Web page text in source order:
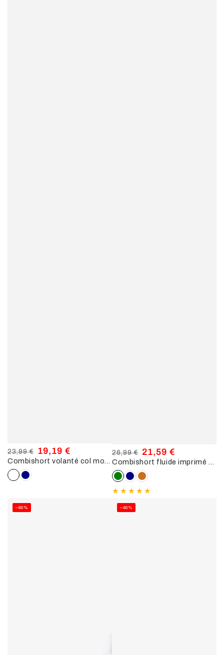
Prix
normal
23,99 €
Prix
19,19 €
Prix
normal
26,99 €
Prix
de
vente
21,59 €
–60% –40%